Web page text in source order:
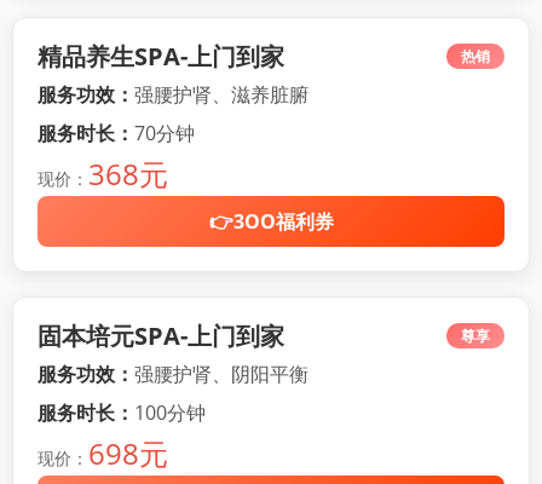
精品养生SPA-上门到家 热销
服务功效： 强腰护肾、滋养脏腑
服务时长： 70分钟
现价： 368元
👉3OO福利券
固本培元SPA-上门到家 尊享
服务功效： 强腰护肾、阴阳平衡
服务时长： 100分钟
现价： 698元